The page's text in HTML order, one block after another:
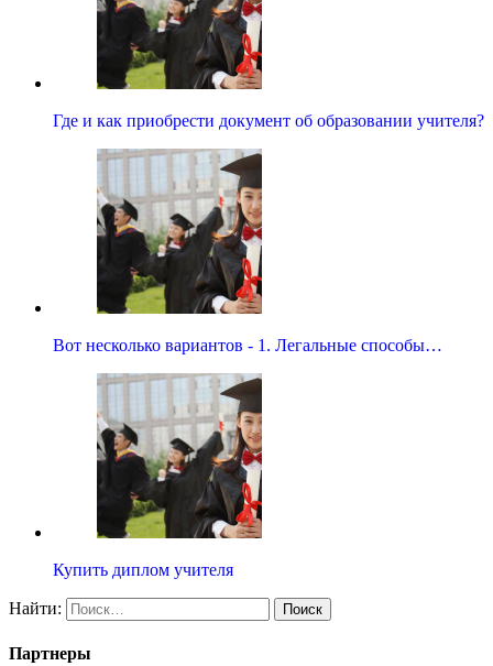
Где и как приобрести документ об образовании учителя?
Вот несколько вариантов - 1. Легальные способы…
Купить диплом учителя
Найти:
Партнеры